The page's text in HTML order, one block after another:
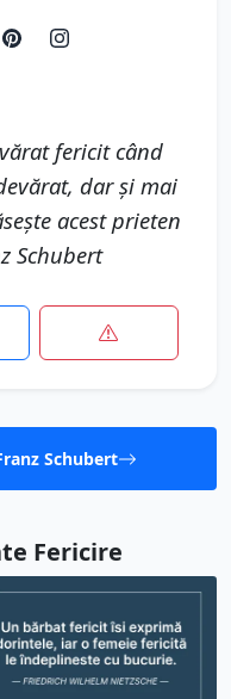
fericit când
dar și mai
acest prieten
Schubert
Schubert
Fericire